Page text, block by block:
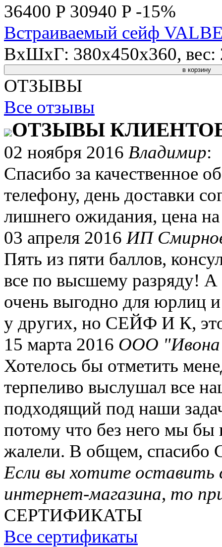
36400 P 30940 P -15%
Встраиваемый сейф
ВхШхГ: 380x450x360, вес:
в корзину
ОТЗЫВЫ
Все отзывы
ОТЗЫВЫ
02 ноября 2016 Владимир:
Спасибо за качественное
телефону, день доставки
лишнего ожидания, цена
03 апреля 2016 ИП
Пять из пяти баллов,
все по высшему разряду! А
очень выгодно для юрлиц
у других, но СЕЙФ И К,
15 марта 2016 ООО
Хотелось бы отметить
терпеливо выслушал все
подходящий под наши
потому что без него мы бы
жалели. В общем,
Если вы хотите оставить
интернет-магазина, то
СЕРТИФИКАТЫ
Все сертификаты